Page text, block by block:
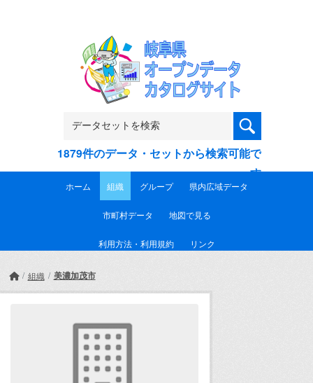
1879件のデータ・セットから検索可能で
す
ホーム 組織 グループ 県内広域データ
市町村データ 地図で見る
利用方法・利用規約 リンク
組織 美濃加茂市